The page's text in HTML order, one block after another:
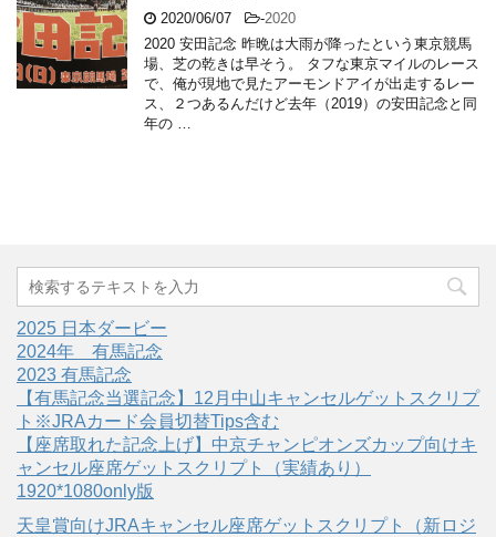
2020/06/07 -2020
2020 安田記念 昨晩は大雨が降ったという東京競馬
場、芝の乾きは早そう。 タフな東京マイルのレース
で、俺が現地で見たアーモンドアイが出走するレー
ス、２つあるんだけど去年（2019）の安田記念と同
年の …
2025 日本ダービー
2024年 有馬記念
2023 有馬記念
【有馬記念当選記念】12月中山キャンセルゲットスクリプ
ト※JRAカード会員切替Tips含む
【座席取れた記念上げ】中京チャンピオンズカップ向けキ
ャンセル座席ゲットスクリプト（実績あり）
1920*1080only版
天皇賞向けJRAキャンセル座席ゲットスクリプト（新ロジ